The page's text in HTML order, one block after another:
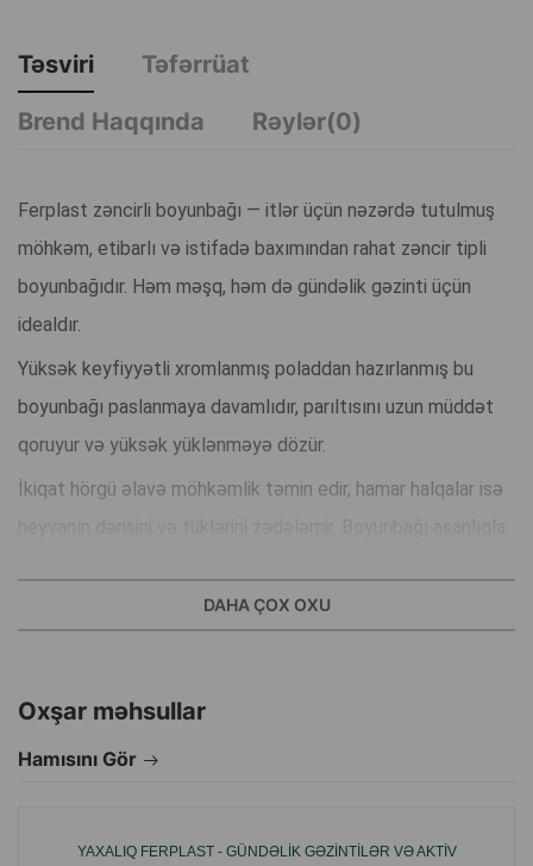
Təsviri
Təfərrüat
Brend Haqqında
Rəylər(0)
Ferplast zəncirli boyunbağı — itlər üçün nəzərdə tutulmuş
möhkəm, etibarlı və istifadə baxımından rahat zəncir tipli
boyunbağıdır. Həm məşq, həm də gündəlik gəzinti üçün
idealdır.
Yüksək keyfiyyətli xromlanmış poladdan hazırlanmış bu
boyunbağı paslanmaya davamlıdır, parıltısını uzun müddət
qoruyur və yüksək yüklənməyə dözür.
İkiqat hörgü əlavə möhkəmlik təmin edir, hamar halqalar isə
davranışını yumşaq şəkildə korreksiya etməyə imkan verir.
• Artırılmış etibarlılıq üçün ikiqat zəncir
• Hamar halqalar — tükə qarşı nəvazişli münasibət
• Ferplast-ın İtalyan keyfiyyəti
DAHA ÇOX OXU
Oxşar məhsullar
Hamısını Gör
YAXALIQ FERPLAST - GÜNDƏLIK GƏZINTILƏR VƏ AKTIV